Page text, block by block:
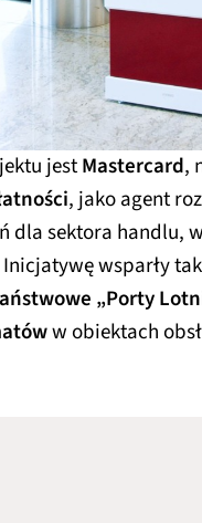
jestMastercard,
, jako agent
dla sektora handlu,
wsparły
„Porty
w obiektach